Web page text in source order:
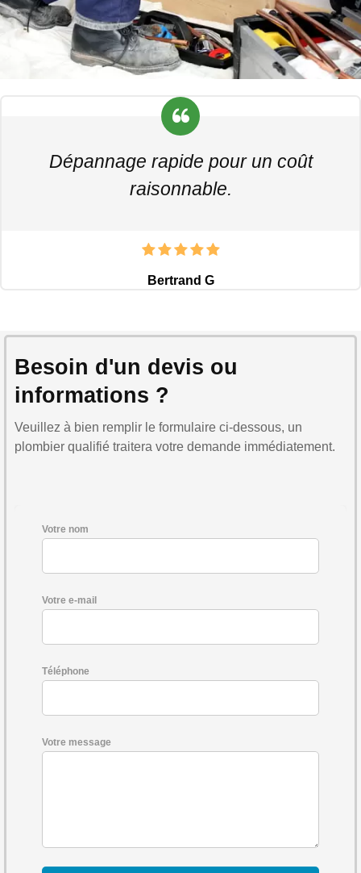
Dépannage rapide pour un coût
raisonnable.
Bertrand G
Besoin d'un devis ou
informations ?
Veuillez à bien remplir le formulaire ci-dessous, un
plombier qualifié traitera votre demande immédiatement.
Votre nom
Votre e-mail
Téléphone
Votre message